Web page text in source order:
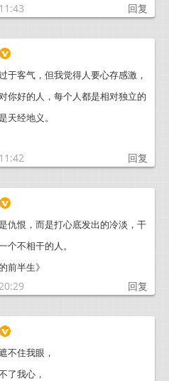
回复
于客气，但我觉得人要心存感激，
你好的人，每个人都是相对独立的
天经地义。
回复
仇恨，而是打心底发出的冷淡，干
个不相干的人。
半生》
回复
不住我眼，
了我心，